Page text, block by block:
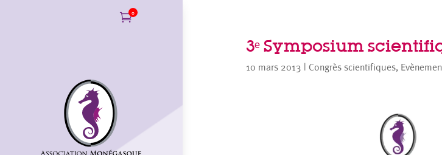
0
3ᵉ Symposium
10 mars 2013 |Congrès scientifiques,